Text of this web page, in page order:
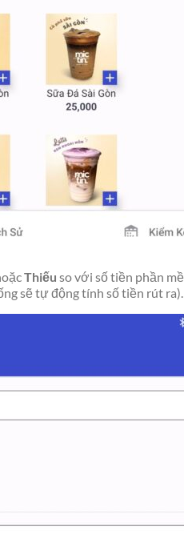
Thiếu so với số tiền phần
sẽ tự động tính số tiền rút